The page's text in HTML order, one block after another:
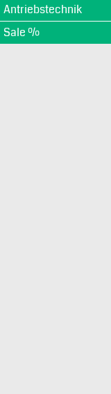
Antriebstechnik
Sale %